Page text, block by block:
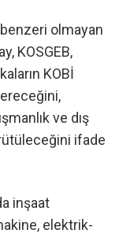
benzeri olmayan
KOSGEB,
KOBİ
ve dış
ifade
inşaat
elektrik-